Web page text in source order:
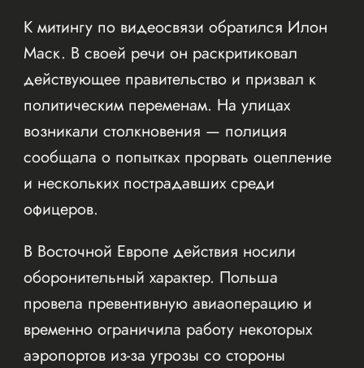
К митингу по видеосвязи обратился Илон
Маск. В своей речи он раскритиковал
действующее правительство и призвал к
политическим переменам. На улицах
возникали столкновения — полиция
сообщала о попытках прорвать оцепление
и нескольких пострадавших среди
офицеров.
В Восточной Европе действия носили
оборонительный характер. Польша
провела превентивную авиаоперацию и
временно ограничила работу некоторых
аэропортов из-за угрозы со стороны